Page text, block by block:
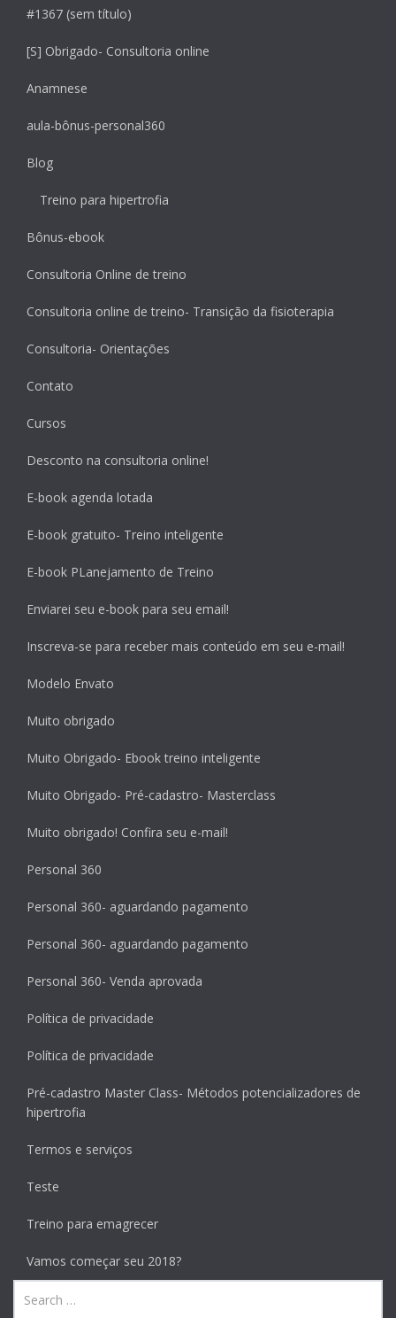
#1367 (sem título)
[S] Obrigado- Consultoria online
Anamnese
aula-bônus-personal360
Blog
Treino para hipertrofia
Bônus-ebook
Consultoria Online de treino
Consultoria online de treino- Transição da fisioterapia
Consultoria- Orientações
Contato
Cursos
Desconto na consultoria online!
E-book agenda lotada
E-book gratuito- Treino inteligente
E-book PLanejamento de Treino
Enviarei seu e-book para seu email!
Inscreva-se para receber mais conteúdo em seu e-mail!
Modelo Envato
Muito obrigado
Muito Obrigado- Ebook treino inteligente
Muito Obrigado- Pré-cadastro- Masterclass
Muito obrigado! Confira seu e-mail!
Personal 360
Personal 360- aguardando pagamento
Personal 360- aguardando pagamento
Personal 360- Venda aprovada
Política de privacidade
Política de privacidade
Pré-cadastro Master Class- Métodos potencializadores de
hipertrofia
Termos e serviços
Teste
Treino para emagrecer
Vamos começar seu 2018?